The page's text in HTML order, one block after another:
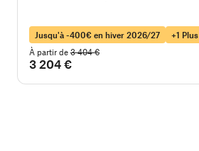
Jusqu'à -400€ en hiver 2026/27
+1 Plus
À partir de 3 404 €
3 204 €